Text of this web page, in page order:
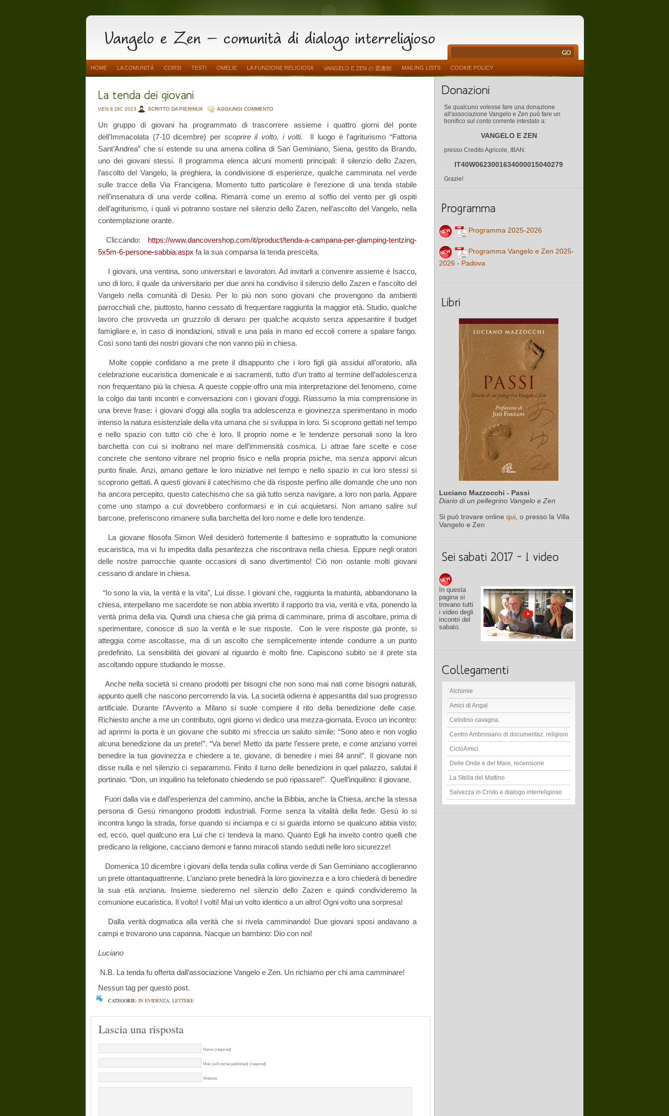
HOME LA COMUNITÀ CORSI TESTI OMELIE LA FUNZIONE RELIGIOSA VANGELO E ZEN の 図書館 MAILING LISTS COOKIE POLICY
VEN 8 DIC 2023 SCRITTO DA PIERINUX AGGIUNGI COMMENTO
Un gruppo di giovani ha programmato di trascorrere assieme i quattro giorni del ponte
dell’Immacolata (7-10 dicembre) per scoprire il volto, i volti. Il luogo è l’agriturismo “Fattoria
Sant’Andrea” che si estende su una amena collina di San Geminiano, Siena, gestito da Brando,
uno dei giovani stessi. Il programma elenca alcuni momenti principali: il silenzio dello Zazen,
l’ascolto del Vangelo, la preghiera, la condivisione di esperienze, qualche camminata nel verde
sulle tracce della Via Francigena. Momento tutto particolare è l’erezione di una tenda stabile
nell’insenatura di una verde collina. Rimarrà come un eremo al soffio del vento per gli ospiti
dell’agriturismo, i quali vi potranno sostare nel silenzio dello Zazen, nell’ascolto del Vangelo, nella
contemplazione orante.
Cliccando: https://www.dancovershop.com/it/product/tenda-a-campana-per-glamping-tentzing-
5x5m-6-persone-sabbia.aspx fa la sua comparsa la tenda prescelta.
I giovani, una ventina, sono universitari e lavoratori. Ad invitarli a convenire assieme è Isacco,
uno di loro, il quale da universitario per due anni ha condiviso il silenzio dello Zazen e l’ascolto del
Vangelo nella comunità di Desio. Per lo più non sono giovani che provengono da ambienti
parrocchiali che, piuttosto, hanno cessato di frequentare raggiunta la maggior età. Studio, qualche
lavoro che provveda un gruzzolo di denaro per qualche acquisto senza appesantire il budget
famigliare e, in caso di inondazioni, stivali e una pala in mano ed eccoli correre a spalare fango.
Così sono tanti dei nostri giovani che non vanno più in chiesa.
Molte coppie confidano a me prete il disappunto che i loro figli già assidui all’oratorio, alla
celebrazione eucaristica domenicale e ai sacramenti, tutto d’un tratto al termine dell’adolescenza
non frequentano più la chiesa. A queste coppie offro una mia interpretazione del fenomeno, come
la colgo dai tanti incontri e conversazioni con i giovani d’oggi. Riassumo la mia comprensione in
una breve frase: i giovani d’oggi alla soglia tra adolescenza e giovinezza sperimentano in modo
intenso la natura esistenziale della vita umana che si sviluppa in loro. Si scoprono gettati nel tempo
e nello spazio con tutto ciò che è loro. Il proprio nome e le tendenze personali sono la loro
barchetta con cui si inoltrano nel mare dell’immensità cosmica. Li attrae fare scelte e cose
concrete che sentono vibrare nel proprio fisico e nella propria psiche, ma senza apporvi alcun
punto finale. Anzi, amano gettare le loro iniziative nel tempo e nello spazio in cui loro stessi si
scoprono gettati. A questi giovani il catechismo che dà risposte perfino alle domande che uno non
ha ancora percepito, questo catechismo che sa già tutto senza navigare, a loro non parla. Appare
come uno stampo a cui dovrebbero conformarsi e in cui acquietarsi. Non amano salire sul
barcone, preferiscono rimanere sulla barchetta del loro nome e delle loro tendenze.
La giovane filosofa Simon Weil desiderò fortemente il battesimo e soprattutto la comunione
eucaristica, ma vi fu impedita dalla pesantezza che riscontrava nella chiesa. Eppure negli oratori
delle nostre parrocchie quante occasioni di sano divertimento! Ciò non ostante molti giovani
cessano di andare in chiesa.
“Io sono la via, la verità e la vita”, Lui disse. I giovani che, raggiunta la maturità, abbandonano la
chiesa, interpellano me sacerdote se non abbia invertito il rapporto tra via, verità e vita, ponendo la
verità prima della via. Quindi una chiesa che già prima di camminare, prima di ascoltare, prima di
sperimentare, conosce di suo la verità e le sue risposte. Con le vere risposte già pronte, si
atteggia come ascoltasse, ma di un ascolto che semplicemente intende condurre a un punto
predefinito. La sensibilità dei giovani al riguardo è molto fine. Capiscono subito se il prete sta
ascoltando oppure studiando le mosse.
Anche nella società si creano prodotti per bisogni che non sono mai nati come bisogni naturali,
appunto quelli che nascono percorrendo la via. La società odierna è appesantita dal suo progresso
artificiale. Durante l’Avvento a Milano si suole compiere il rito della benedizione delle case.
Richiesto anche a me un contributo, ogni giorno vi dedico una mezza-giornata. Evoco un incontro:
ad aprirmi la porta è un giovane che subito mi sfreccia un saluto simile: “Sono ateo e non voglio
alcuna benedizione da un prete!”. “Va bene! Metto da parte l’essere prete, e come anziano vorrei
benedire la tua giovinezza e chiedere a te, giovane, di benedire i miei 84 anni!”. Il giovane non
disse nulla e nel silenzio ci separammo. Finito il turno delle benedizioni in quel palazzo, salutai il
portinaio. “Don, un inquilino ha telefonato chiedendo se può ripassare!”. Quell’inquilino: il giovane.
Fuori dalla via e dall’esperienza del cammino, anche la Bibbia, anche la Chiesa, anche la stessa
persona di Gesù rimangono prodotti industriali. Forme senza la vitalità della fede. Gesù lo si
incontra lungo la strada, forse quando si inciampa e ci si guarda intorno se qualcuno abbia visto;
ed, ecco, quel qualcuno era Lui che ci tendeva la mano. Quanto Egli ha inveito contro quelli che
predicano la religione, cacciano demoni e fanno miracoli stando seduti nelle loro sicurezze!
Domenica 10 dicembre i giovani della tenda sulla collina verde di San Geminiano accoglieranno
un prete ottantaquattrenne. L’anziano prete benedirà la loro giovinezza e a loro chiederà di benedire
la sua età anziana. Insieme siederemo nel silenzio dello Zazen e quindi condivideremo la
comunione eucaristica. Il volto! I volti! Mai un volto identico a un altro! Ogni volto una sorpresa!
Dalla verità dogmatica alla verità che si rivela camminando! Due giovani sposi andavano a
campi e trovarono una capanna. Nacque un bambino: Dio con noi!
Luciano
N.B. La tenda fu offerta dall’associazione Vangelo e Zen. Un richiamo per chi ama camminare!
Nessun tag per questo post.
CATEGORIE: IN EVIDENZA, LETTERE
Lascia una risposta
Name (required)
Mail (will not be published) (required)
Website
Se qualcuno volesse fare una donazione
all'associazione Vangelo e Zen può fare un
bonifico sul conto corrente intestato a:
VANGELO E ZEN
presso Credito Agricole, IBAN:
IT40W0623001634000015040279
Grazie!
Programma 2025-2026
Programma Vangelo e Zen 2025-
2026 - Padova
Luciano Mazzocchi - Passi
Diario di un pellegrino Vangelo e Zen
Si può trovare online qui , o presso la Villa
Vangelo e Zen
In questa
pagina si
trovano tutti
i video degli
incontri del
sabato.
Alchimie
Amici di Angal
Celistino cavagna.
Centro Ambrosiano di documentaz. religioni
CicloAmici
Delle Onde e del Mare, recensione
La Stella del Mattino
Salvezza in Cristo e dialogo interreligioso